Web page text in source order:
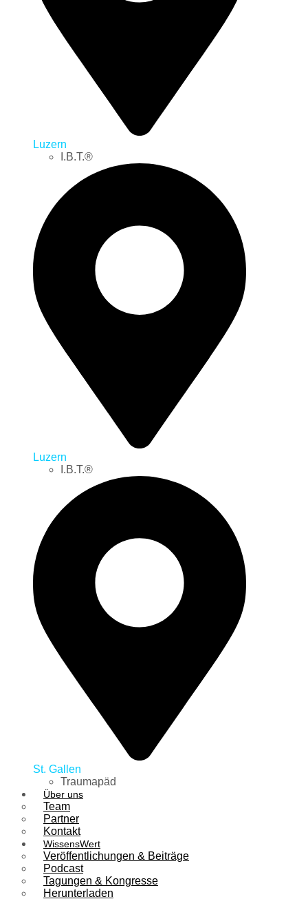
Luzern
I.B.T.®
Luzern
I.B.T.®
St. Gallen
Traumapäd
Über uns
Team
Partner
Kontakt
WissensWert
Veröffentlichungen & Beiträge
Podcast
Tagungen & Kongresse
Herunterladen